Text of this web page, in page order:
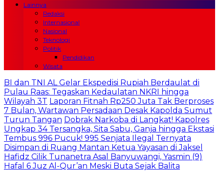
Lainnya
Redaksi
Internasional
Nasional
Teknologi
Politik
Pendidikan
Wisata
BI dan TNI AL Gelar Ekspedisi Rupiah Berdaulat di
Pulau Raas: Tegaskan Kedaulatan NKRI hingga
Wilayah 3T Laporan Fitnah Rp250 Juta Tak Berproses
7 Bulan, Wartawan Persadaan Desak Kapolda Sumut
Turun Tangan Dobrak Narkoba di Langkat! Kapolres
Ungkap 34 Tersangka, Sita Sabu, Ganja hingga Ekstasi
Tembus 996 Pucuk! 995 Senjata Ilegal Ternyata
Disimpan di Ruang Mantan Ketua Yayasan di Jaksel
Hafidz Cilik Tunanetra Asal Banyuwangi, Yasmin (9)
Hafal 6 Juz Al-Qur’an Meski Buta Sejak Balita